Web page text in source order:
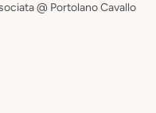
@ Portolano Cavallo